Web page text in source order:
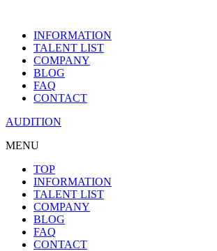
INFORMATION
TALENT LIST
COMPANY
BLOG
FAQ
CONTACT
AUDITION
MENU
TOP
INFORMATION
TALENT LIST
COMPANY
BLOG
FAQ
CONTACT